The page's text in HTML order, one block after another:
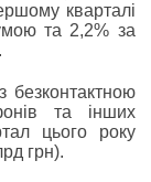
кварталі
та 2,2% за
безконтактною
та інших
цього року
грн).